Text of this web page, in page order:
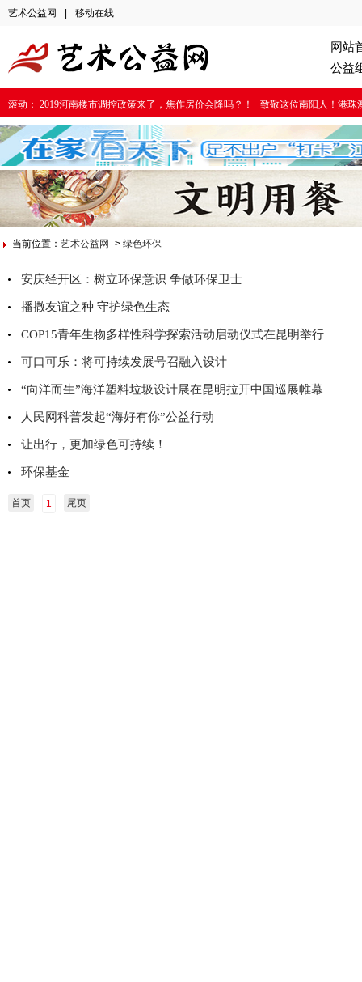
艺术公益网 移动在线
网站
公益
滚动： 2019河南楼市调控政策来了，焦作房价会降吗？！ 致敬这位南阳人！港珠
当前位置： 艺术公益网 -> 绿色环保
安庆经开区：树立环保意识 争做环保卫士
播撒友谊之种 守护绿色生态
COP15青年生物多样性科学探索活动启动仪式在昆明举行
可口可乐：将可持续发展号召融入设计
“向洋而生”海洋塑料垃圾设计展在昆明拉开中国巡展帷幕
人民网科普发起“海好有你”公益行动
让出行，更加绿色可持续！
环保基金
首页 1 尾页